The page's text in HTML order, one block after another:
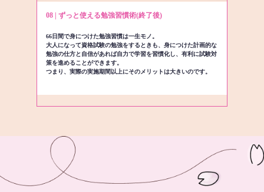
08 | ずっと使える勉強習慣術(終了後)
66日間で身につけた勉強習慣は一生モノ。
大人になって資格試験の勉強をするときも、身につけた計画的な
勉強の仕方と自信があれば自力で学習を習慣化し、有利に試験対
策を進めることができます。
つまり、実際の実施期間以上にそのメリットは大きいのです。